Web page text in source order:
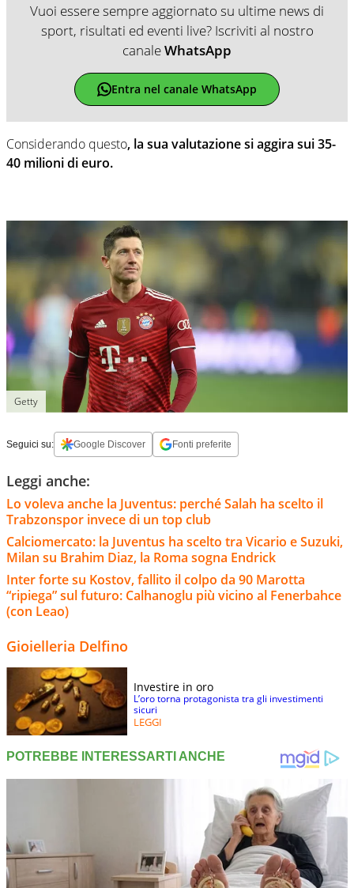
Vuoi essere sempre aggiornato su ultime news di
sport, risultati ed eventi live? Iscriviti al nostro
canaleWhatsApp
Entra nel canale WhatsApp
Considerando questo, la sua valutazione si aggira sui 35-
40 milioni di euro.
Getty
Seguici su: Google Discover Fonti preferite
Leggi anche:
Lo voleva anche la Juventus: perché Salah ha scelto il
Trabzonspor invece di un top club
Calciomercato: la Juventus ha scelto tra Vicario e Suzuki,
Milan su Brahim Diaz, la Roma sogna Endrick
Inter forte su Kostov, fallito il colpo da 90 Marotta
“ripiega” sul futuro: Calhanoglu più vicino al Fenerbahce
(con Leao)
Gioielleria Delfino
Investire in oro
L’oro torna protagonista tra gli investimenti
sicuri
LEGGI